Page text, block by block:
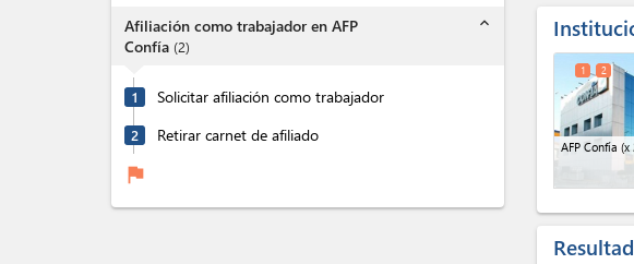
Afiliación como trabajador en AFP
Confía (2)
expand_less
1 Solicitar afiliación como trabajador
2 Retirar carnet de afiliado
flag
AFP Confía (x
1 2